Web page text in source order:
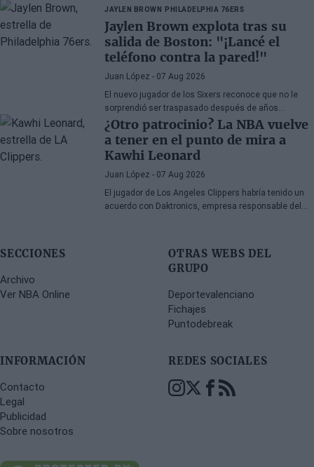
autorización médica para retomar todas las
actividades de baloncesto. El veterano base de 35
años busca regresar a laEuroligatras el paréntesis
forzado de la temporada 2025-26.
JAYLEN BROWN PHILADELPHIA 76ERS
Jaylen Brown explota tras su
salida de Boston: "¡Lancé el
teléfono contra la pared!"
Juan López - 07 Aug 2026
El nuevo jugador de los Sixers reconoce que no le
sorprendió ser traspasado después de años
apareciendo en rumores, aunque admite su
decepción por la manera en la que los Celtics
gestionaron la situación.
¿Otro patrocinio? La NBA vuelve
a tener en el punto de mira a
Kawhi Leonard
Juan López - 07 Aug 2026
El jugador de Los Angeles Clippers habría tenido un
acuerdo con Daktronics, empresa responsable del
SECCIONES
Archivo
Ver NBA Online
OTRAS WEBS DEL
GRUPO
Deportevalenciano
Fichajes
Puntodebreak
INFORMACIÓN
Contacto
Legal
Publicidad
Sobre nosotros
REDES SOCIALES